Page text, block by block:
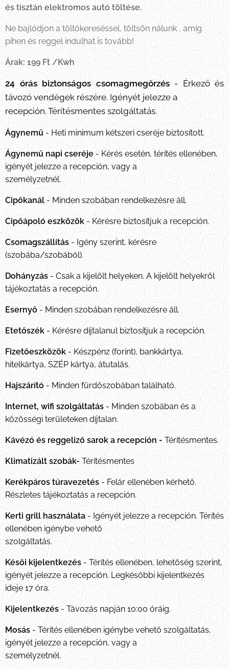
és tisztán elektromos autó töltése.
Ne bajlódjon a töltőkereséssel, töltsön nálunk , amíg
pihen és reggel indulhat is tovább!
Árak: 199 Ft /Kwh
24 órás biztonságos csomagmegőrzés- Érkező és
távozó vendégek részére. Igényét jelezze a
recepción. Térítésmentes szolgáltatás.
Ágynemű - Heti minimum kétszeri cseréje biztosított.
Ágynemű napi cseréje - Kérés esetén, térítés ellenében,
igényét jelezze a recepción, vagy a
személyzetnél.
Cipőkanál - Minden szobában rendelkezésre áll.
Cipőápoló eszközök - Kérésre biztosítjuk a recepción.
Csomagszállítás - Igény szerint, kérésre
(szobába/szobából).
Dohányzás - Csak a kijelölt helyeken. A kijelölt helyekről
tájékoztatás a recepción.
Esernyő - Minden szobában rendelkezésre áll.
Etetőszék - Kérésre díjtalanul biztosítjuk a recepción.
Fizetőeszközök - Készpénz (forint), bankkártya,
hitelkártya, SZÉP kártya, átutalás.
Hajszárító - Minden fürdőszobában található.
Internet, wifi szolgáltatás - Minden szobában és a
közösségi területeken díjtalan.
Kávézó és reggeliző sarok a recepción - Térítésmentes.
Klimatizált szobák- Térítésmentes
Kerékpáros túravezetés - Felár ellenében kérhető.
Részletes tájékoztatás a recepción.
Kerti grill használata - Igényét jelezze a recepción. Térítés
ellenében igénybe vehető
szolgáltatás.
Késői kijelentkezés - Térítés ellenében, lehetőség szerint,
igényét jelezze a recepción. Legkésőbbi kijelentkezés
ideje 17 óra.
Kijelentkezés - Távozás napján 10:00 óráig.
Mosás - Térítés ellenében igénybe vehető szolgáltatás,
igényét jelezze a recepción, vagy a
személyzetnél.